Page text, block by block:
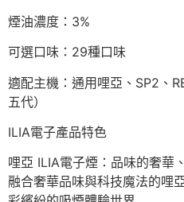
煙油濃度：3%
可選口味：29種口味
適配主機：通用哩亞、SP2、
五代）
ILIA電子產品特色
哩亞 ILIA電子煙：品味的奢華
融合奢華品味與科技魔法的哩